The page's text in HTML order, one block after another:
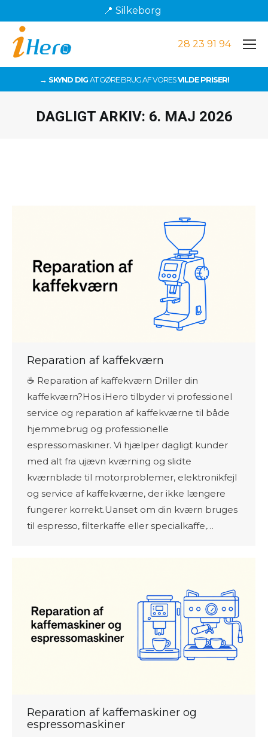
📍 Silkeborg
28 23 91 94
→ SKYND DIG AT GØRE BRUG AF VORESVILDE PRISER!
DAGLIGT ARKIV: 6. MAJ 2026
Reparation af kaffekværn
☕ Reparation af kaffekværn Driller din
kaffekværn?Hos iHero tilbyder vi professionel
service og reparation af kaffekværne til både
hjemmebrug og professionelle
espressomaskiner. Vi hjælper dagligt kunder
med alt fra ujævn kværning og slidte
kværnblade til motorproblemer, elektronikfejl
og service af kaffekværne, der ikke længere
fungerer korrekt.Uanset om din kværn bruges
til espresso, filterkaffe eller specialkaffe,…
Reparation af kaffemaskiner og
espressomaskiner